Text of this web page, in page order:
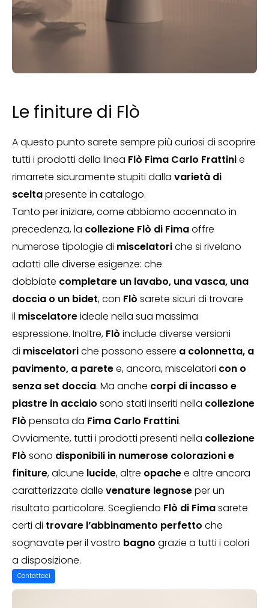
Le finiture di Flò
A questo punto sarete sempre più curiosi di scoprire
tutti i prodotti della linea Flò Fima Carlo Frattinie
rimarrete sicuramente stupiti dalla varietà di
sceltapresente in catalogo.
Tanto per iniziare, come abbiamo accennato in
precedenza, la collezione Flò di Fimaoffre
numerose tipologie di miscelatoriche si rivelano
adatti alle diverse esigenze: che
dobbiate completare un lavabo, una vasca, una
doccia o un bidet, con Flò sarete sicuri di trovare
il miscelatoreideale nella sua massima
espressione. Inoltre, Flò include diverse versioni
di miscelatoriche possono essere a colonnetta, a
pavimento, a paretee, ancora, miscelatori con o
senza set doccia. Ma anche corpi di incasso e
piastre in acciaio sono stati inseriti nella collezione
Flò pensata da Fima Carlo Frattini.
Ovviamente, tutti i prodotti presenti nella collezione
Flò sono disponibili in numerose colorazioni e
finiture, alcune lucide, altre opachee altre ancora
caratterizzate dalle venature legnoseper un
risultato particolare. Scegliendo Flò di Fimasarete
certi di trovare l’abbinamento perfetto che
sognavate per il vostro bagno grazie a tutti i colori
a disposizione.
Contattaci